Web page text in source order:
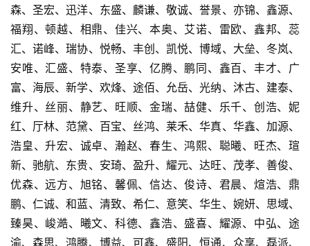
森、圣宏、迅洋、东盛、麟谦、敬诚、誉景、亦锦、鑫源、
福翔、顿越、相鼎、佳兴、本奥、艾诺、雷欧、鑫邦、蕊
汇、诺峰、瑞协、悦畅、丰创、凯悦、博域、大垒、冬岚、
安唯、汇盛、特泰、圣享、亿腾、鹏同、鑫百、丰才、广
富、海辰、新学、欢烽、途佰、允岳、光纳、沐古、建泰、
维升、丝丽、静艺、旺顺、金瑞、喆健、乐千、创浩、妮
红、厅林、范黛、百宝、丝鸿、莱禾、华真、华鑫、加源、
浩皇、升宏、诚卓、瀚赵、春生、鸿熙、聪曦、旺杰、瑄
新、驰航、东贵、安琦、盈升、耀元、达旺、茂孝、善俊、
优森、远方、旭铭、馨佩、信达、俊诗、君晨、煊浩、鼎
鹏、仁诚、和蓝、清致、希仁、意笑、华生、婉妍、思域、
臻昊、峻澔、曦文、科德、鑫浩、盛喜、耀源、中弘、途
渝、森思、鸿腾、博益、可鑫、盛阳、恒通、众享、磊派、